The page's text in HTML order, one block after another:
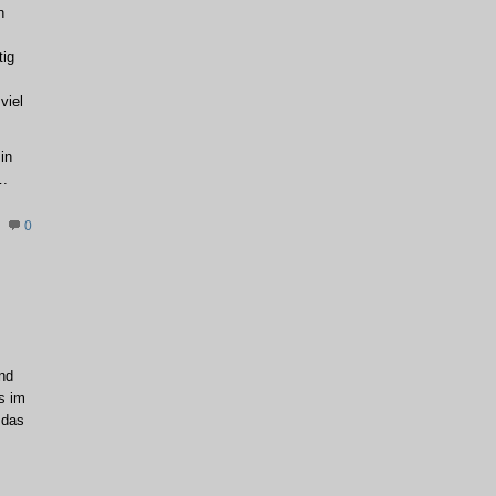
0
im